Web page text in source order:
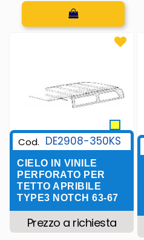
Quantità
Cod. DE2908-350KS
CIELO IN VINILE
PERFORATO PER
TETTO APRIBILE
TYPE3 NOTCH 63-67
Prezzo a richiesta